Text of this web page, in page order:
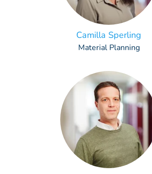
Camilla Sperling
Material Planning